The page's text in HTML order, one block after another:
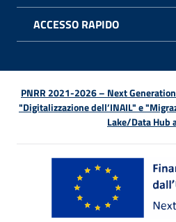
ACCESSO RAPIDO
PNRR 2021-2026 – Next
"Digitalizzazione dell’INAIL" e
Lake/Data Hub